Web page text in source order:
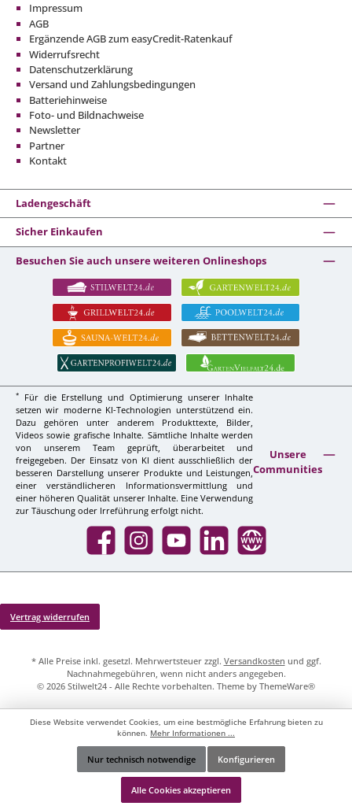
Impressum
AGB
Ergänzende AGB zum easyCredit-Ratenkauf
Widerrufsrecht
Datenschutzerklärung
Versand und Zahlungsbedingungen
Batteriehinweise
Foto- und Bildnachweise
Newsletter
Partner
Kontakt
Ladengeschäft
Sicher Einkaufen
Besuchen Sie auch unsere weiteren Onlineshops
*
Für die Erstellung und Optimierung unserer Inhalte
setzen wir moderne KI-Technologien unterstützend ein.
Dazu gehören unter anderem Produkttexte, Bilder,
Videos sowie grafische Inhalte. Sämtliche Inhalte werden
von unserem Team geprüft, überarbeitet und
freigegeben. Der Einsatz von KI dient ausschließlich der
besseren Darstellung unserer Produkte und Leistungen,
einer verständlicheren Informationsvermittlung und
einer höheren Qualität unserer Inhalte. Eine Verwendung
zur Täuschung oder Irreführung erfolgt nicht.
Unsere
Communities
Facebook InstagramYouTube LinkedIn Website
Vertrag widerrufen
* Alle Preise inkl. gesetzl. Mehrwertsteuer zzgl. Versandkosten und ggf.
Nachnahmegebühren, wenn nicht anders angegeben.
© 2026 Stilwelt24 - Alle Rechte vorbehalten. Theme by ThemeWare®
Werkzeugleiste anzeigen
Diese Website verwendet Cookies, um eine bestmögliche Erfahrung bieten zu
können. Mehr Informationen ...
Nur technisch notwendige Konfigurieren
Alle Cookies akzeptieren